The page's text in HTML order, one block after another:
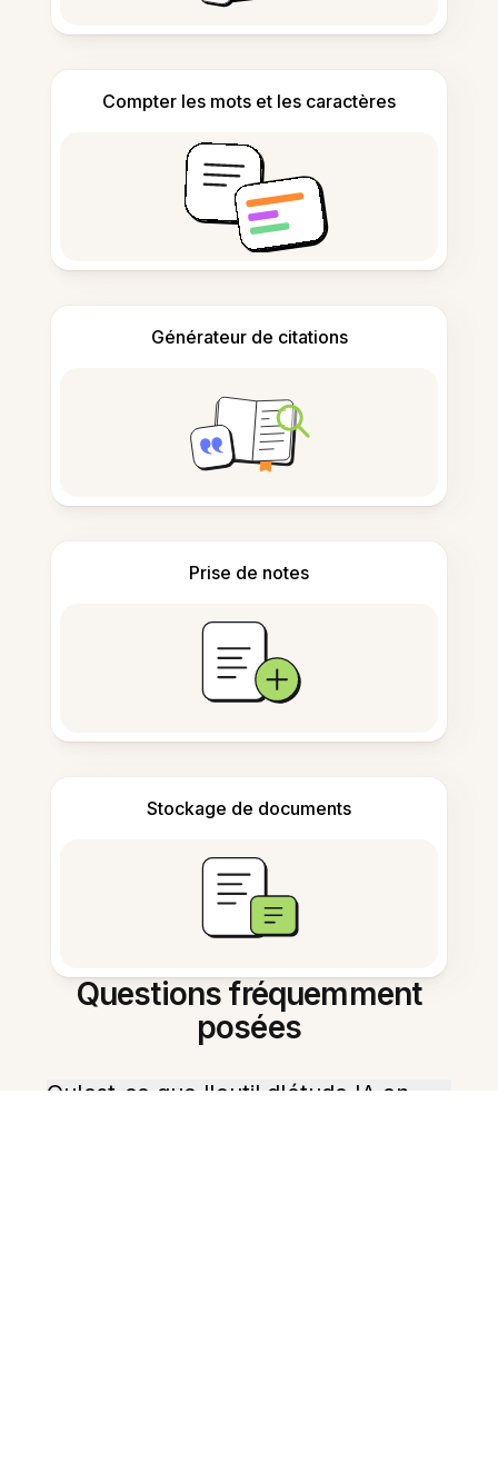
Compter les mots et les caractères
Générateur de citations
Prise de notes
Stockage de documents
Questions fréquemment
posées
Qu'est-ce que l'outil d'étude IA en